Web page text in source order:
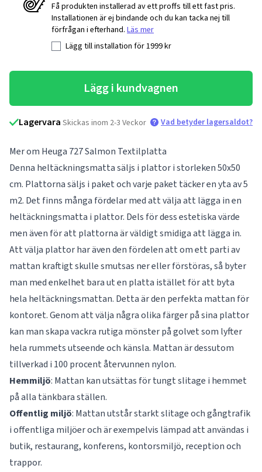
Få produkten installerad av ett proffs till ett fast pris.
Installationen är ej bindande och du kan tacka nej till
förfrågan i efterhand. Läs mer
Lägg till installation för1999kr
Lägg i kundvagnen
Lagervara Skickas inom 2-3 Veckor Vad betyder lagersaldot?
Mer om Heuga 727 Salmon Textilplatta
Denna heltäckningsmatta säljs i plattor i storleken 50x50
cm. Plattorna säljs i paket och varje paket täcker en yta av 5
m2. Det finns många fördelar med att välja att lägga in en
heltäckningsmatta i plattor. Dels för dess estetiska värde
men även för att plattorna är väldigt smidiga att lägga in.
Att välja plattor har även den fördelen att om ett parti av
mattan kraftigt skulle smutsas ner eller förstöras, så byter
man med enkelhet bara ut en platta istället för att byta
hela heltäckningsmattan. Detta är den perfekta mattan för
kontoret. Genom att välja några olika färger på sina plattor
kan man skapa vackra rutiga mönster på golvet som lyfter
hela rummets utseende och känsla. Mattan är dessutom
tillverkad i 100 procent återvunnen nylon.
Hemmiljö: Mattan kan utsättas för tungt slitage i hemmet
på alla tänkbara ställen.
Offentlig miljö: Mattan utstår starkt slitage och gångtrafik
i offentliga miljöer och är exempelvis lämpad att användas i
butik, restaurang, konferens, kontorsmiljö, reception och
trappor.